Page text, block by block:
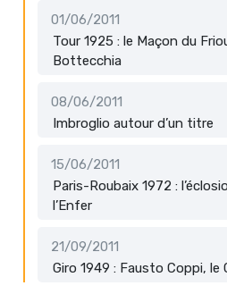
01/06/2011
Tour 1925 : le Maçon du
Bottecchia
08/06/2011
Imbroglio autour d’un titre
15/06/2011
Paris-Roubaix 1972 :
l’Enfer
21/09/2011
Giro 1949 : Fausto Coppi, le